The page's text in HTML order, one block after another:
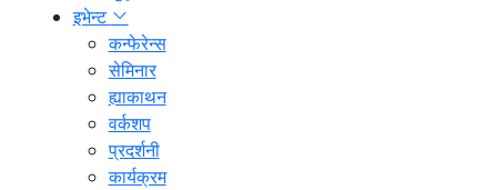
इभेन्ट
कन्फेरेन्स
सेमिनार
ह्याकाथन
वर्कशप
प्रदर्शनी
कार्यक्रम